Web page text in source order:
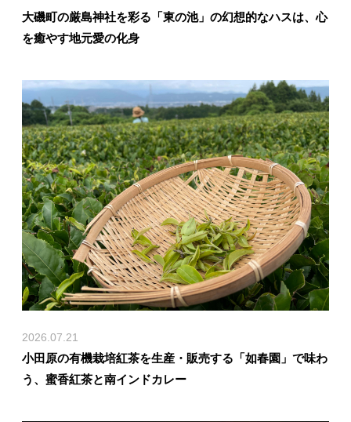
大磯町の厳島神社を彩る「東の池」の幻想的なハスは、心
を癒やす地元愛の化身
2026.07.21
小田原の有機栽培紅茶を生産・販売する「如春園」で味わ
う、蜜香紅茶と南インドカレー